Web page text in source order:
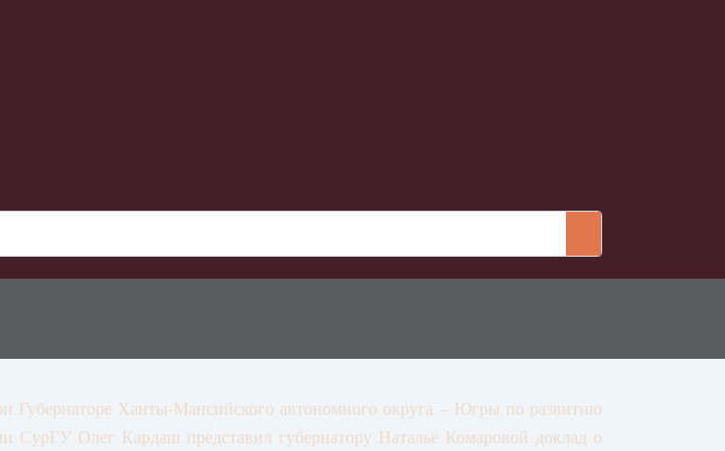
Губернаторе Ханты-Мансийского автономного округа – Югры по развитию
СурГУ Олег Кардаш представил губернатору Наталье Комаровой доклад о